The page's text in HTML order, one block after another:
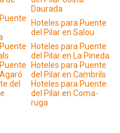
Daurada
Hoteles para Puente
del Pilar en Salou
Hoteles para Puente
del Pilar en La Pineda
Hoteles para Puente
del Pilar en Cambrils
del
Hoteles para Puente
del Pilar en Coma-
ruga